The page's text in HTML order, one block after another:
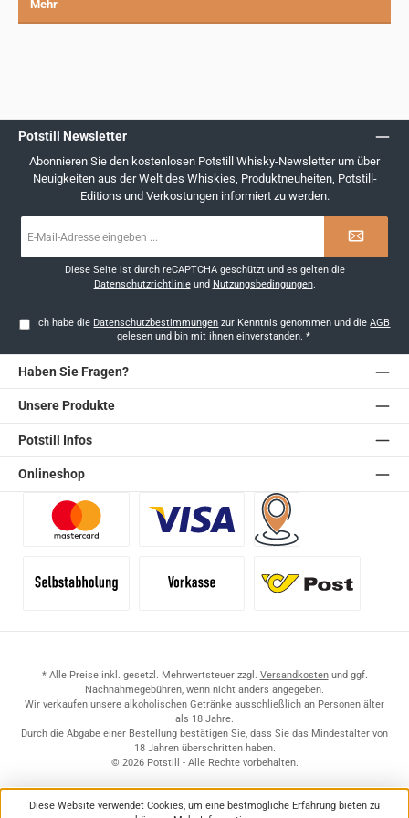
Mehr
Potstill Newsletter
Abonnieren Sie den kostenlosen Potstill Whisky-Newsletter um über
Neuigkeiten aus der Welt des Whiskies, Produktneuheiten, Potstill-
Editions und Verkostungen informiert zu werden.
Mail-
Diese Seite ist durch reCAPTCHA geschützt und es gelten die
Datenschutzrichtlinieund Nutzungsbedingungen.
Ich habe die Datenschutzbestimmungen zur Kenntnis genommen und dieAGB
gelesen und bin mit ihnen einverstanden. *
Haben Sie Fragen?
Unsere Produkte
Potstill Infos
Onlineshop
* Alle Preise inkl. gesetzl. Mehrwertsteuer zzgl. Versandkostenund ggf.
Nachnahmegebühren, wenn nicht anders angegeben.
Wir verkaufen unsere alkoholischen Getränke ausschließlich an Personen älter
als 18 Jahre.
Durch die Abgabe einer Bestellung bestätigen Sie, dass Sie das Mindestalter von
18 Jahren überschritten haben.
© 2026 Potstill - Alle Rechte vorbehalten.
Diese Website verwendet Cookies, um eine bestmögliche Erfahrung bieten zu